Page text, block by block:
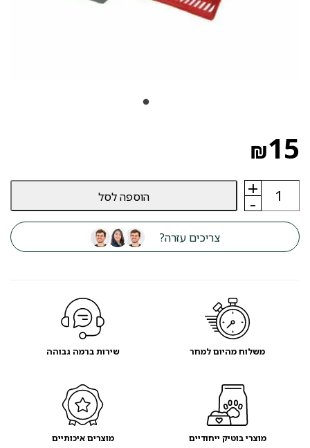
₪15
-
כמות
כף
איסוף
צרכים
ענקית
+ הוספה לסל
צריכים עזרה?
משלוח מהיום למחר שירות ברמה גבוהה
מוצרי בוטיק ייחודיים מוצרים איכותיים